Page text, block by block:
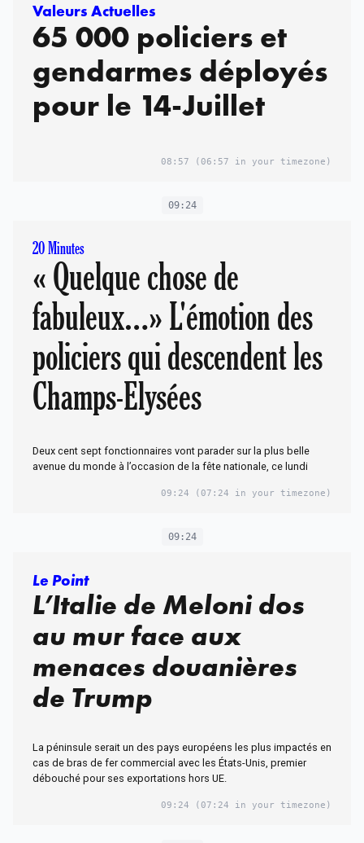
Valeurs Actuelles
65 000 policiers et
gendarmes déployés
pour le 14-Juillet
08:57 (06:57 in your timezone)
09:24
20 Minutes
« Quelque chose de
fabuleux…» L'émotion des
policiers qui descendent les
Champs-Elysées
Deux cent sept fonctionnaires vont parader sur la plus belle
avenue du monde à l’occasion de la fête nationale, ce lundi
09:24 (07:24 in your timezone)
09:24
Le Point
L’Italie de Meloni dos
au mur face aux
menaces douanières
de Trump
La péninsule serait un des pays européens les plus impactés en
cas de bras de fer commercial avec les États-Unis, premier
débouché pour ses exportations hors UE.
09:24 (07:24 in your timezone)